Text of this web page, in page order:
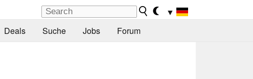
▼
Deals Suche Jobs Forum